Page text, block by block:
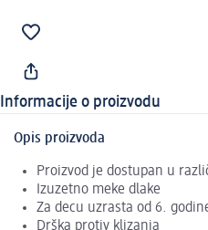
Informacije o proizvodu
Opis proizvoda
Proizvod je dostupan u
Izuzetno meke dlake
Za decu uzrasta od 6.
Drška protiv klizanja